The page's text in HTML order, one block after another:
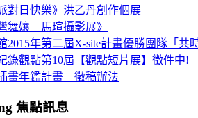
對日快樂》洪乙丹創作個展
舞孃—馬瑄攝影展》
2015年第二屆X-site計畫優勝團隊「共
錄觀點第10屆【觀點短片展】徵件中!
畫年鑑計畫 – 徵稿辦法
焦點訊息